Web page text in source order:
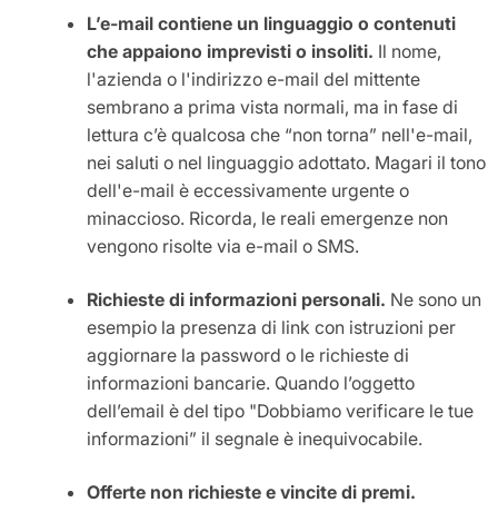
L’e-mail contiene un linguaggio o contenuti
che appaiono imprevisti o insoliti. Il nome,
l'azienda o l'indirizzo e-mail del mittente
sembrano a prima vista normali, ma in fase di
lettura c’è qualcosa che “non torna” nell'e-mail,
nei saluti o nel linguaggio adottato. Magari il tono
dell'e-mail è eccessivamente urgente o
minaccioso. Ricorda, le reali emergenze non
vengono risolte via e-mail o SMS.
Richieste di informazioni personali. Ne sono un
esempio la presenza di link con istruzioni per
aggiornare la password o le richieste di
informazioni bancarie. Quando l’oggetto
dell’email è del tipo "Dobbiamo verificare le tue
informazioni” il segnale è inequivocabile.
Offerte non richieste e vincite di premi.